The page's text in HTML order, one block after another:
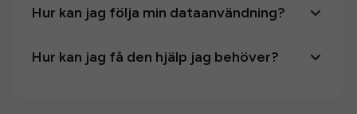
Hur kan jag följa min dataanvändning?
Hur kan jag få den hjälp jag behöver?